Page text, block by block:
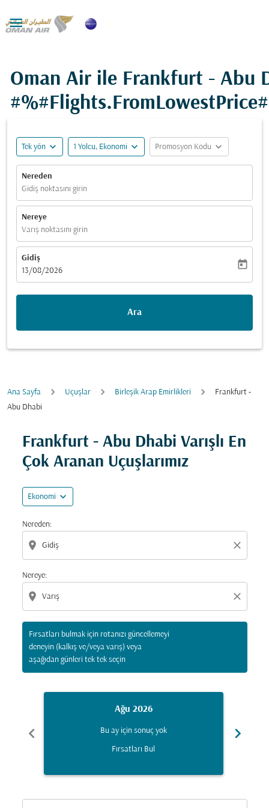

Oman Air ile Frankfurt - Abu
Tek yön expand_more 1 Yolcu, Ekonomi expand_more Promosyon Kodu expand_more
Nereden
Gidiş noktasını girin
Nereye
Varış noktasını girin
Gidiş
fc-booking-departure-date-aria-label
13/08/2026
today
Ara
Ana Sayfa Uçuşlar Birleşik Arap Emirlikleri
Frankfurt -
Abu Dhabi
Frankfurt - Abu Dhabi Varışlı En
Çok Aranan Uçuşlarımız
Ekonomi expand_more
Nereden:
location_on close
Nereye:
location_on close
Fırsatları bulmak için rotanızı güncellemeyi
deneyin (kalkış ve/veya varış) veya
aşağıdan günleri tek tek seçin
Fırsatları bulmak için rotanızı güncellemeyi deneyin
chevron_left
Ağu 2026
Bu ay için sonuç yok
Fırsatları Bul
chevron_right